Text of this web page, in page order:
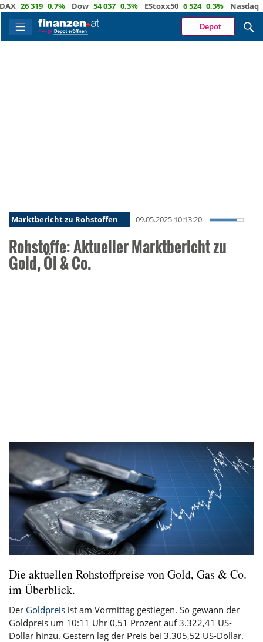
26 319 0,7% Dow 54 037 0,3% EStoxx50 6 524 0,3% Nasdaq 29
Depot
Marktbericht zu Rohstoffen 09.05.2025 10:13:20
Rohstoffe: Aktueller Marktbericht zu
Gold, Öl & Co.
Die aktuellen Rohstoffpreise von Gold, Gas & Co.
im Überblick.
Der Goldpreis ist am Vormittag gestiegen. So gewann der
Goldpreis um 10:11 Uhr 0,51 Prozent auf 3.322,41 US-
Dollar hinzu. Gestern lag der Preis bei 3.305,52 US-Dollar.